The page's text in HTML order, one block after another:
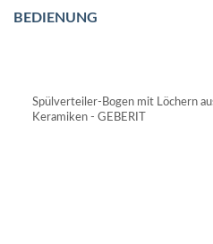
Spülverteiler-Bogen mit Löchern
Keramiken - GEBERIT
BEDIENUNG